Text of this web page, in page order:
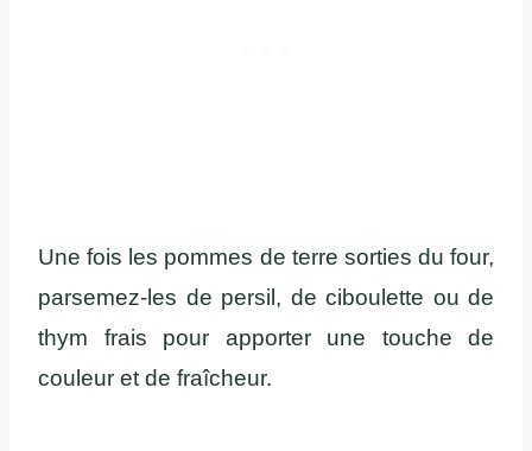
Une fois les pommes de terre sorties du four,
parsemez-les de persil, de ciboulette ou de
thym frais pour apporter une touche de
couleur et de fraîcheur.